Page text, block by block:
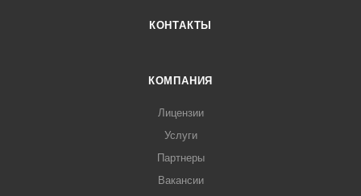
КОНТАКТЫ
КОМПАНИЯ
Лицензии
Услуги
Партнеры
Вакансии